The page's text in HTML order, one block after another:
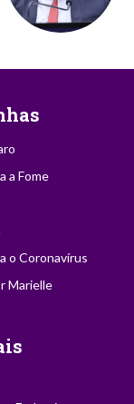
a Fome
o Coronavírus
Marielle